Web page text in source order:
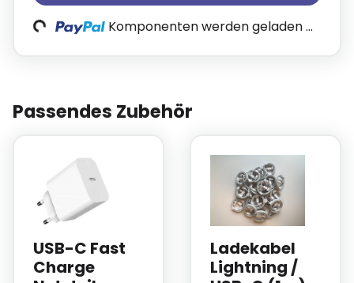
Loading... Komponenten werden geladen ...
Passendes Zubehör
USB-C Fast
Charge
Ladekabel
Lightning /